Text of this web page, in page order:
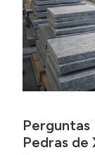
Perguntas
Pedras de